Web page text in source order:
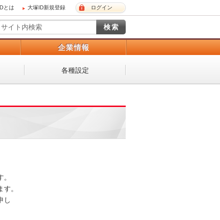
とは 大塚ID新規登録 ログイン
企業情報
各種設定
。
す。
し